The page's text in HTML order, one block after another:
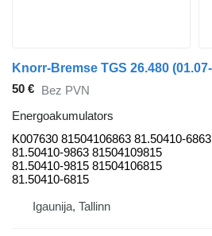
50 € Bez PVN
Energoakumulators
K007630 81504106863 81.50410-6863
81.50410-9863 81504109815
81.50410-9815 81504106815
81.50410-6815
Igaunija, Tallinn